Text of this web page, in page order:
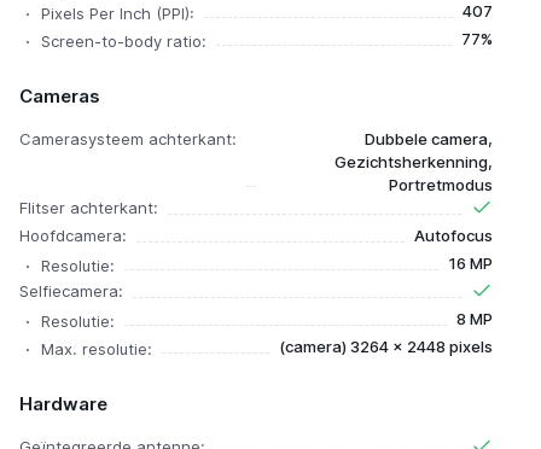
Pixels Per Inch (PPI):
407
Screen-to-body ratio:
77%
Cameras
Camerasysteem achterkant:
Dubbele camera,
Gezichtsherkenning,
Portretmodus
Flitser achterkant:
Hoofdcamera:
Autofocus
Resolutie:
16 MP
Selfiecamera:
Resolutie:
8 MP
Max. resolutie:
(camera) 3264 x 2448 pixels
Hardware